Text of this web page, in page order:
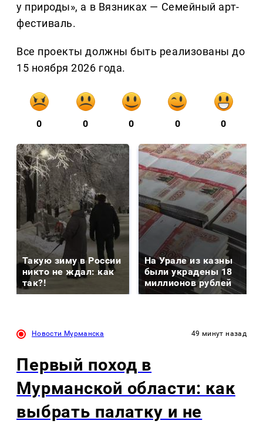
у природы», а в Вязниках — Семейный арт-
фестиваль.
Все проекты должны быть реализованы до
15 ноября 2026 года.
0 0 0 0 0
Такую зиму в России
никто не ждал: как
так?!
На Урале из казны
были украдены 18
миллионов рублей
Новости Мурманска 49 минут назад
Первый поход в
Мурманской области: как
выбрать палатку и не